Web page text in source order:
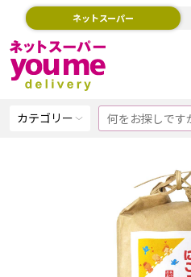
ネットスーパー
カテゴリー